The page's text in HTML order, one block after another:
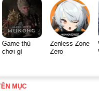
Game thủ
chơi gì
Zenless Zone
Zero
MỤC